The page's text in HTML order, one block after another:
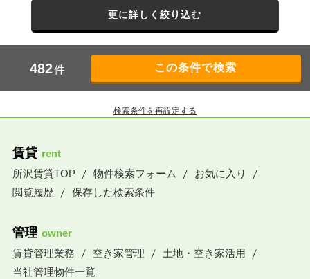
更に詳しく絞り込む
482件
検索条件を再設定する
賃貸 rent
所沢賃貸TOP
物件検索フォーム
お気に入り
閲覧履歴
保存した検索条件
管理 owner
賃貸管理業務
空き家管理
土地・空き家活用
当社管理物件一覧